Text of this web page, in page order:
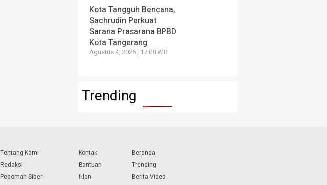
Kota Tangguh Bencana,
Sachrudin Perkuat
Sarana Prasarana BPBD
Kota Tangerang
Agustus 4, 2026 | 17:08 WIB
Trending
Tentang Kami
Redaksi
Pedoman Siber
Kontak
Bantuan
Iklan
Beranda
Trending
Berita Video